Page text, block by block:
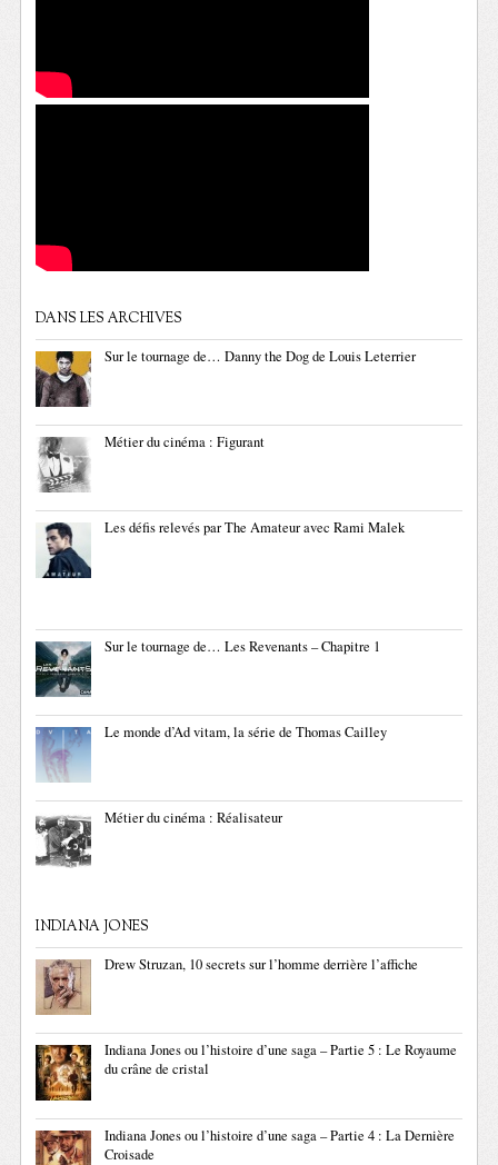
DANS LES ARCHIVES
Sur le tournage de… Danny the Dog de Louis Leterrier
Métier du cinéma : Figurant
Les défis relevés par The Amateur avec Rami Malek
Sur le tournage de… Les Revenants – Chapitre 1
Le monde d’Ad vitam, la série de Thomas Cailley
Métier du cinéma : Réalisateur
INDIANA JONES
Drew Struzan, 10 secrets sur l’homme derrière l’affiche
Indiana Jones ou l’histoire d’une saga – Partie 5 : Le Royaume
du crâne de cristal
Indiana Jones ou l’histoire d’une saga – Partie 4 : La Dernière
Croisade